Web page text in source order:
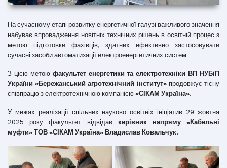
На сучасному етапі розвитку енергетичної галузі важливого значення
набуває впровадження новітніх технічних рішень в освітній процес з
метою підготовки фахівців, здатних ефективно застосовувати
сучасні засоби автоматизації електроенергетичних систем.
З цією метою факультет енергетики та електротехніки ВП НУБіП
України «Бережанський агротехнічний інститут»продовжує тісну
співпрацю з електротехнічною компанією«СІКАМ Україна».
У межах реалізації спільних науково-освітніх ініціатив 29 жовтня
2025 року факультет відвідав керівник напряму «Кабельні
муфти» ТОВ «СІКАМ Україна» Владислав Ковальчук.